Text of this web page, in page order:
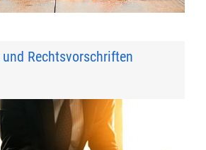
Rechtsvorschriften